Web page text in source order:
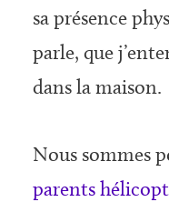
sa présence
parle, que
dans la maison.
Nous sommes
parents